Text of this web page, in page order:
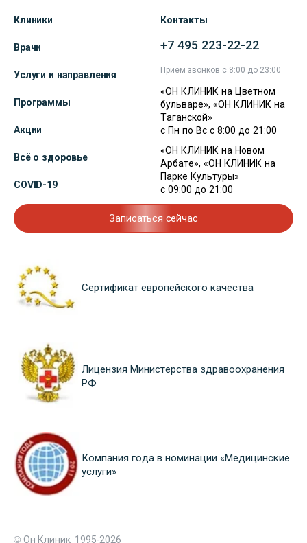
Клиники
Врачи
Услуги и направления
Программы
Акции
Всё о здоровье
COVID-19
Контакты
+7 495 223-22-22
Прием звонков с 8:00 до 23:00
«ОН КЛИНИК на Цветном
бульваре», «ОН КЛИНИК на
Таганской»
с Пн по Вс с 8:00 до 21:00
«ОН КЛИНИК на Новом
Арбате», «ОН КЛИНИК на
Парке Культуры»
с 09:00 до 21:00
Записаться сейчас
Сертификат европейского качества
Лицензия Министерства здравоохранения
РФ
Компания года в номинации «Медицинские
услуги»
© Он Клиник, 1995-2026